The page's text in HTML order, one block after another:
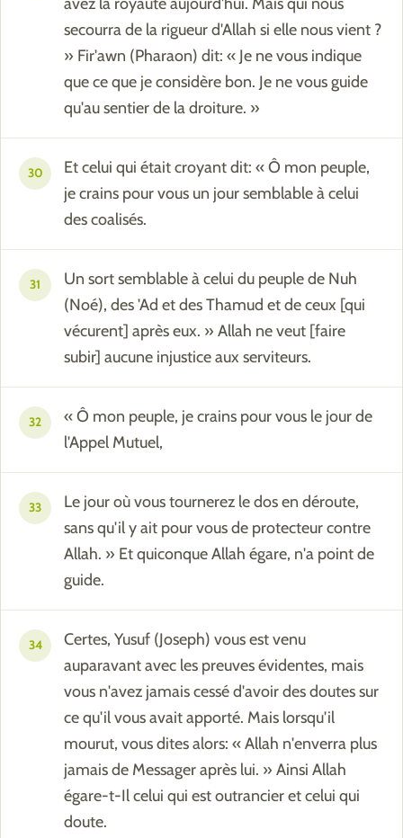
secourra de la rigueur d'Allah si elle nous vient ?
» Fir'awn (Pharaon) dit: « Je ne vous indique
que ce que je considère bon. Je ne vous guide
qu'au sentier de la droiture. »
30
Et celui qui était croyant dit: « Ô mon peuple,
je crains pour vous un jour semblable à celui
des coalisés.
31
Un sort semblable à celui du peuple de Nuh
(Noé), des 'Ad et des Thamud et de ceux [qui
vécurent] après eux. » Allah ne veut [faire
subir] aucune injustice aux serviteurs.
32
« Ô mon peuple, je crains pour vous le jour de
l'Appel Mutuel,
33
Le jour où vous tournerez le dos en déroute,
sans qu'il y ait pour vous de protecteur contre
Allah. » Et quiconque Allah égare, n'a point de
guide.
34
Certes, Yusuf (Joseph) vous est venu
auparavant avec les preuves évidentes, mais
vous n'avez jamais cessé d'avoir des doutes sur
ce qu'il vous avait apporté. Mais lorsqu'il
mourut, vous dites alors: « Allah n'enverra plus
jamais de Messager après lui. » Ainsi Allah
égare-t-Il celui qui est outrancier et celui qui
doute.